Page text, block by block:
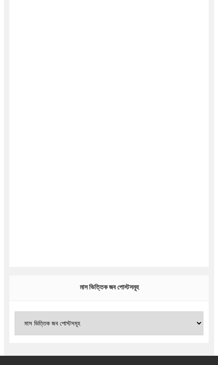
মাস ভিত্তিক জব পোস্টসমূহ